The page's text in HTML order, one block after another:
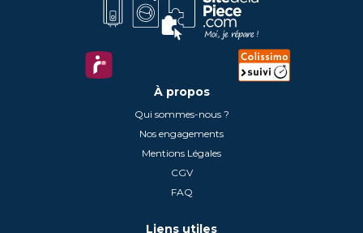
À propos
Qui sommes-nous ?
Nos engagements
Mentions Légales
CGV
FAQ
Liens utiles